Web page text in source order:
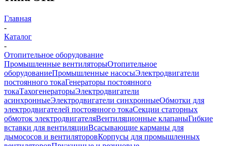
Главная
-
Каталог
-
Отопительное оборудование
Промышленные вентиляторыОтопительное
оборудованиеПромышленные насосыЭлектродвигатели
постоянного токаГенераторы постоянного
токаТахогенераторыЭлектродвигатели
асинхронныеЭлектродвигатели синхронныеОбмотки для
электродвигателей постоянного токаСекции статорных
обмоток электродвигателяВентиляционные клапаныГибкие
вставки для вентиляцииВсасывающие карманы для
дымососов и вентиляторовКорпусы для промышленных